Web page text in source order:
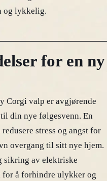
og lykkelig.
for en ny
Corgi valp er avgjørende
din nye følgesvenn. En
stress og angst for
overgang til sitt nye hjem.
sikring av elektriske
å forhindre ulykker og